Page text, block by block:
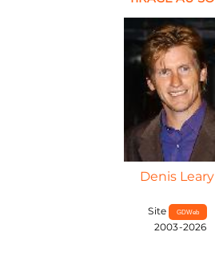
Denis Leary
Site GDWeb
2003-2026